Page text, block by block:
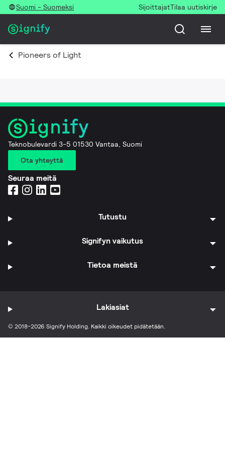
Suomi - Suomeksi SijoittajatTilaa uutiskirje
Pioneers of Light
Teknobulevardi 3-5 01530 Vantaa, Suomi
Ota yhteyttä
Seuraa meitä
Tutustu
Signifyn vaikutus
Tietoa meistä
© 2018-2026 Signify Holding. Kaikki oikeudet pidätetään.
Lakiasiat